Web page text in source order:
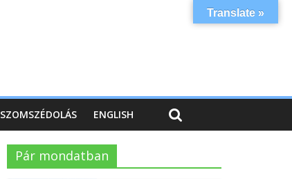
SZOMSZÉDOLÁS ENGLISH
Pár mondatban
Translate »